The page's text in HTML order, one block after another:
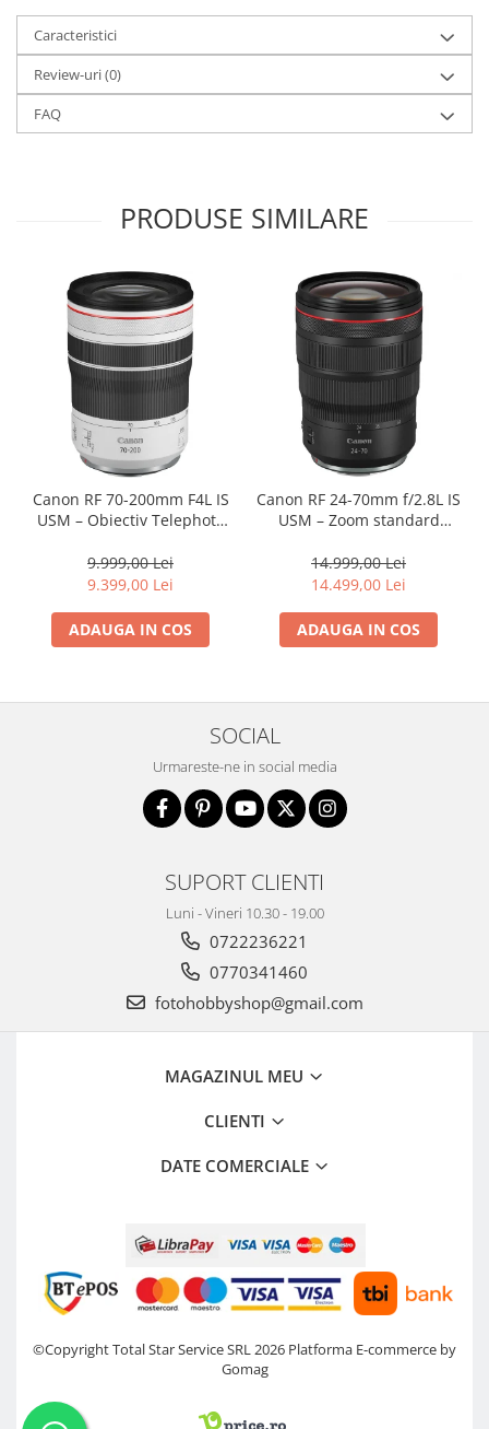
Caracteristici
Review-uri(0)
FAQ
PRODUSE SIMILARE
Canon RF 70-200mm F4L IS
USM – Obiectiv Telephoto
9.999,00 Lei
9.399,00 Lei
ADAUGA IN COS
Canon RF 24-70mm f/2.8L IS
USM – Zoom standard
14.999,00 Lei
14.499,00 Lei
ADAUGA IN COS
SOCIAL
Urmareste-ne in social media
SUPORT CLIENTI
Luni - Vineri 10.30 - 19.00
0722236221
0770341460
fotohobbyshop@gmail.com
MAGAZINUL MEU
CLIENTI
DATE COMERCIALE
©Copyright Total Star Service SRL 2026 Platforma E-commerce by
Gomag